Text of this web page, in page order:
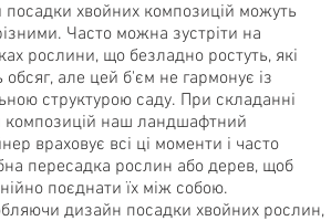
посадки хвойних композицій можуть
Часто можна зустріти на
рослини, що безладно ростуть, які
обсяг, але цей б'єм не гармонує із
структурою саду. При складанні
композицій наш ландшафтний
враховує всі ці моменти і часто
пересадка рослин або дерев, щоб
поєднати їх між собою.
дизайн посадки хвойних рослин,